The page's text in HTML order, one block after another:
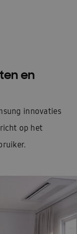
en
innovaties
op het